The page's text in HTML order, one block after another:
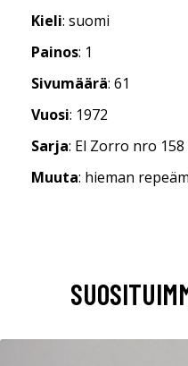
Kieli: suomi
Painos: 1
Sivumäärä: 61
Vuosi: 1972
Sarja: El Zorro nro 158
Muuta: hieman